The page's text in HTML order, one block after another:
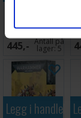
445,- Antall på
lager:5
Legg i